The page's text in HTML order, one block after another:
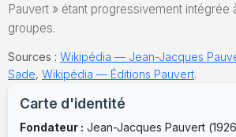
Pauvert » étant progressivement intégrée
groupes.
Sources : Wikipédia — Jean-Jacques
Sade, Wikipédia — Éditions Pauvert.
Carte d'identité
Fondateur : Jean-Jacques Pauvert